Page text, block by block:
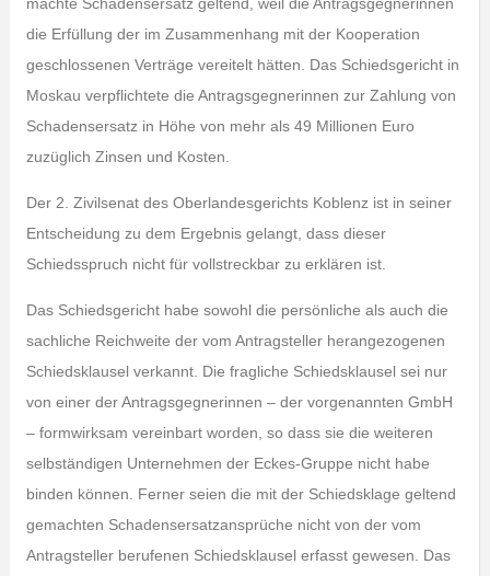
die Erfüllung der im Zusammenhang mit der Kooperation
geschlossenen Verträge vereitelt hätten. Das Schiedsgericht in
Moskau verpflichtete die Antragsgegnerinnen zur Zahlung von
Schadensersatz in Höhe von mehr als 49 Millionen Euro
zuzüglich Zinsen und Kosten.
Der 2. Zivilsenat des Oberlandesgerichts Koblenz ist in seiner
Entscheidung zu dem Ergebnis gelangt, dass dieser
Schiedsspruch nicht für vollstreckbar zu erklären ist.
Das Schiedsgericht habe sowohl die persönliche als auch die
sachliche Reichweite der vom Antragsteller herangezogenen
Schiedsklausel verkannt. Die fragliche Schiedsklausel sei nur
von einer der Antragsgegnerinnen – der vorgenannten GmbH
– formwirksam vereinbart worden, so dass sie die weiteren
selbständigen Unternehmen der Eckes-Gruppe nicht habe
binden können. Ferner seien die mit der Schiedsklage geltend
gemachten Schadensersatzansprüche nicht von der vom
Antragsteller berufenen Schiedsklausel erfasst gewesen. Das